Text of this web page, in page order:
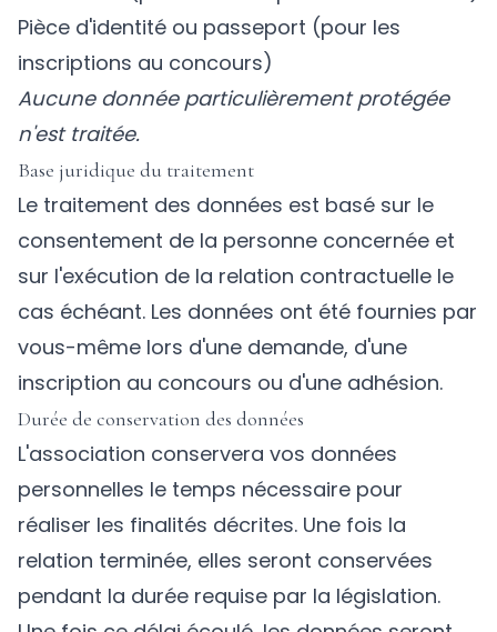
Pièce d'identité ou passeport (pour les
inscriptions au concours)
Aucune donnée particulièrement protégée
n'est traitée.
Base juridique du traitement
Le traitement des données est basé sur le
consentement de la personne concernée et
sur l'exécution de la relation contractuelle le
cas échéant. Les données ont été fournies par
vous-même lors d'une demande, d'une
inscription au concours ou d'une adhésion.
Durée de conservation des données
L'association conservera vos données
personnelles le temps nécessaire pour
réaliser les finalités décrites. Une fois la
relation terminée, elles seront conservées
pendant la durée requise par la législation.